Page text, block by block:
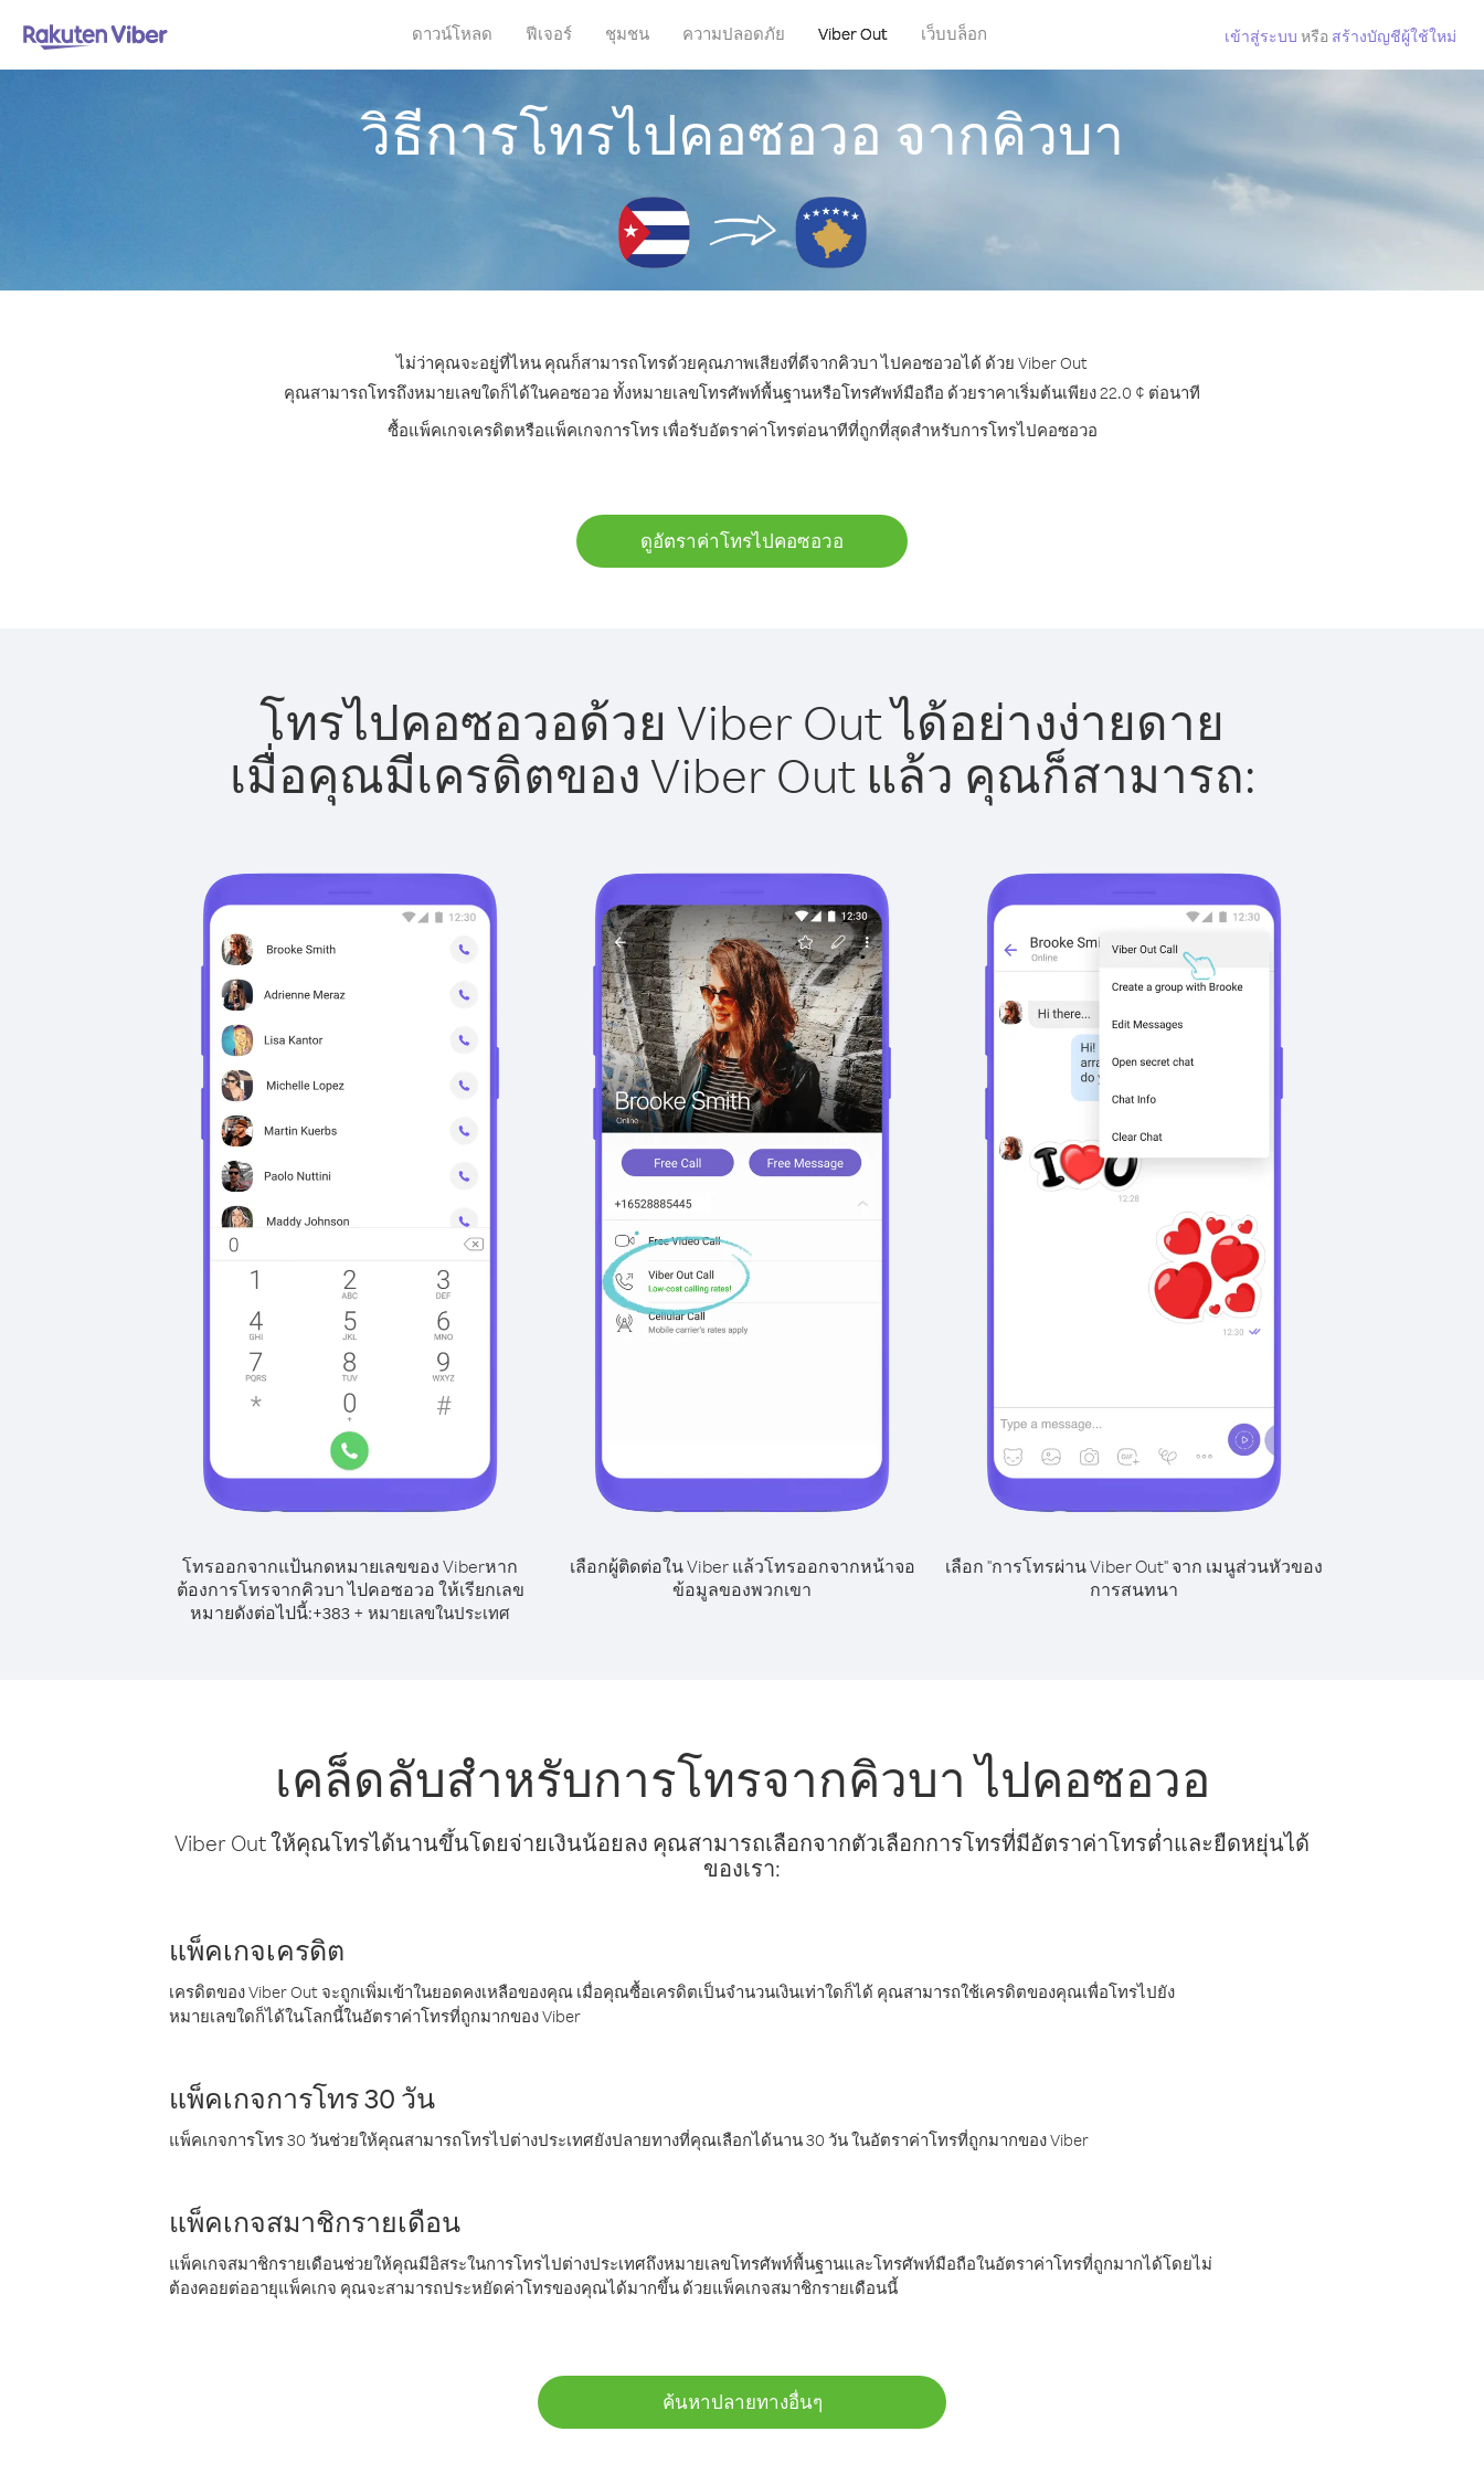
ดาวน์โหลด ฟีเจอร์ ชุมชน ความปลอดภัย Viber Out เว็บบล็อก เข้าสู่ระบบ หรือ สร้างบัญชีผู้ใช้ใหม่
วิธีการโทรไปคอซอวอ จากคิวบา
ไม่ว่าคุณจะอยู่ที่ไหน คุณก็สามารถโทรด้วยคุณภาพเสียงที่ดีจากคิวบา ไปคอซอวอได้ ด้วย Viber Out
คุณสามารถโทรถึงหมายเลขใดก็ได้ในคอซอวอ ทั้งหมายเลขโทรศัพท์พื้นฐานหรือโทรศัพท์มือถือ ด้วยราคาเริ่มต้นเพียง 22.0 ¢ ต่อนาที
ซื้อแพ็คเกจเครดิตหรือแพ็คเกจการโทร เพื่อรับอัตราค่าโทรต่อนาทีที่ถูกที่สุดสำหรับการโทรไปคอซอวอ
ดูอัตราค่าโทรไปคอซอวอ
โทรไปคอซอวอด้วย Viber Out ได้อย่างง่ายดาย
เมื่อคุณมีเครดิตของ Viber Out แล้ว คุณก็สามารถ:
โทรออกจากแป้นกดหมายเลขของ Viberหาก
ต้องการโทรจากคิวบา ไปคอซอวอ ให้เรียกเลข
หมายดังต่อไปนี้:+383 + หมายเลขในประเทศ
เลือกผู้ติดต่อใน Viber แล้วโทรออกจากหน้าจอ
ข้อมูลของพวกเขา
เลือก "การโทรผ่าน Viber Out" จาก เมนูส่วนหัวของ
การสนทนา
เคล็ดลับสำหรับการโทรจากคิวบา ไปคอซอวอ
Viber Out ให้คุณโทรได้นานขึ้นโดยจ่ายเงินน้อยลง คุณสามารถเลือกจากตัวเลือกการโทรที่มีอัตราค่าโทรต่ำและยืดหยุ่นได้
ของเรา:
แพ็คเกจเครดิต
เครดิตของ Viber Out จะถูกเพิ่มเข้าในยอดคงเหลือของคุณ เมื่อคุณซื้อเครดิตเป็นจำนวนเงินเท่าใดก็ได้ คุณสามารถใช้เครดิตของคุณเพื่อโทรไปยัง
หมายเลขใดก็ได้ในโลกนี้ในอัตราค่าโทรที่ถูกมากของ Viber
แพ็คเกจการโทร 30 วัน
แพ็คเกจการโทร 30 วันช่วยให้คุณสามารถโทรไปต่างประเทศยังปลายทางที่คุณเลือกได้นาน 30 วัน ในอัตราค่าโทรที่ถูกมากของ Viber
แพ็คเกจสมาชิกรายเดือน
แพ็คเกจสมาชิกรายเดือนช่วยให้คุณมีอิสระในการโทรไปต่างประเทศถึงหมายเลขโทรศัพท์พื้นฐานและโทรศัพท์มือถือในอัตราค่าโทรที่ถูกมากได้โดยไม่
ต้องคอยต่ออายุแพ็คเกจ คุณจะสามารถประหยัดค่าโทรของคุณได้มากขึ้น ด้วยแพ็คเกจสมาชิกรายเดือนนี้
ค้นหาปลายทางอื่นๆ